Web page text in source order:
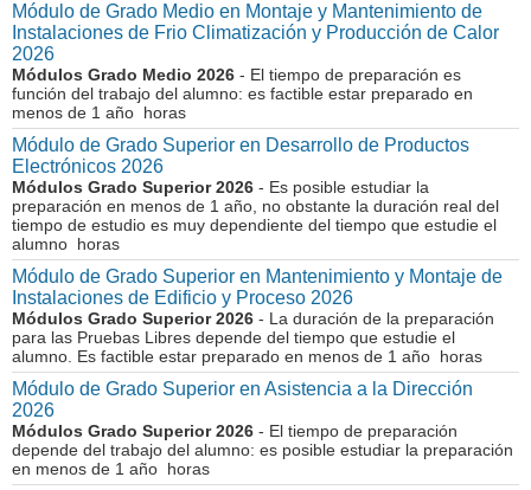
Módulo de Grado Medio en Montaje y Mantenimiento de
Instalaciones de Frio Climatización y Producción de Calor
2026
Módulos Grado Medio 2026 - El tiempo de preparación es
función del trabajo del alumno: es factible estar preparado en
menos de 1 año horas
Módulo de Grado Superior en Desarrollo de Productos
Electrónicos 2026
Módulos Grado Superior 2026 - Es posible estudiar la
preparación en menos de 1 año, no obstante la duración real del
tiempo de estudio es muy dependiente del tiempo que estudie el
alumno horas
Módulo de Grado Superior en Mantenimiento y Montaje de
Instalaciones de Edificio y Proceso 2026
Módulos Grado Superior 2026 - La duración de la preparación
para las Pruebas Libres depende del tiempo que estudie el
alumno. Es factible estar preparado en menos de 1 año horas
Módulo de Grado Superior en Asistencia a la Dirección
2026
Módulos Grado Superior 2026 - El tiempo de preparación
depende del trabajo del alumno: es posible estudiar la preparación
en menos de 1 año horas